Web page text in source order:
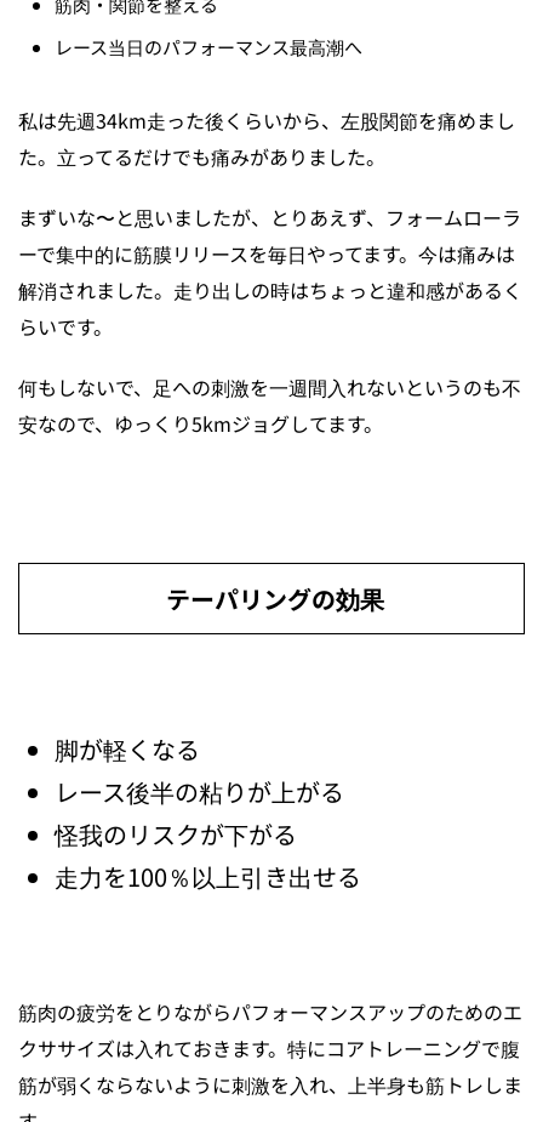
レース当日のパフォーマンス最高潮へ
私は先週34km走った後くらいから、左股関節を痛めまし
た。立ってるだけでも痛みがありました。
まずいな〜と思いましたが、とりあえず、フォームローラ
ーで集中的に筋膜リリースを毎日やってます。今は痛みは
解消されました。走り出しの時はちょっと違和感があるく
らいです。
何もしないで、足への刺激を一週間入れないというのも不
安なので、ゆっくり5kmジョグしてます。
テーパリングの効果
脚が軽くなる
レース後半の粘りが上がる
怪我のリスクが下がる
走力を100％以上引き出せる
筋肉の疲労をとりながらパフォーマンスアップのためのエ
クササイズは入れておきます。特にコアトレーニングで腹
筋が弱くならないように刺激を入れ、上半身も筋トレしま